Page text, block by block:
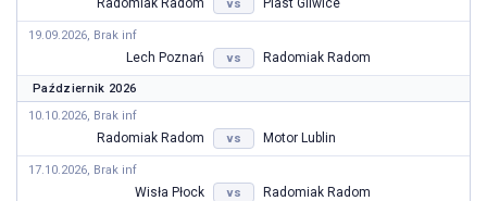
Radomiak Radom vs Piast Gliwice
19.09.2026, Brak inf
Lech Poznań vs Radomiak Radom
Październik 2026
10.10.2026, Brak inf
Radomiak Radom vs Motor Lublin
17.10.2026, Brak inf
Wisła Płock vs Radomiak Radom